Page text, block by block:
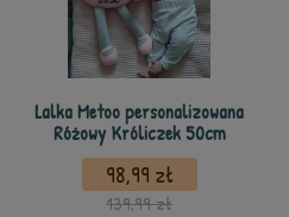
Lalka Metoo personalizowana
Różowy Króliczek 50cm
98,99 zł
139,99 zł